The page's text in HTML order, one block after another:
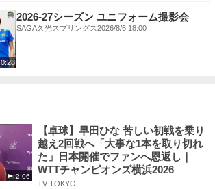
0:28
2026-27シーズン ユニフォーム撮影会
SAGA久光スプリングス2026/8/6 18:00
2:06
【卓球】早田ひな 苦しい初戦を乗り
越え2回戦へ「大事な1本を取り切れ
た」日本開催でファンへ恩返し｜
WTTチャンピオンズ横浜2026
TV TOKYO